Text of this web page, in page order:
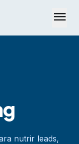
menu
nutrir leads,